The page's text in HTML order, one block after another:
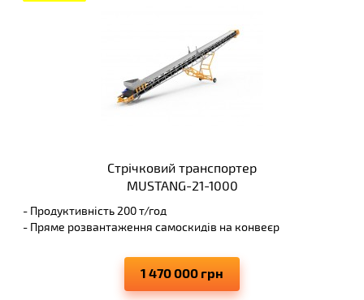
Стрічковий транспортер
MUSTANG-21-1000
1 470 000 грн
- Продуктивність 200 т/год
- Пряме розвантаження самоскидів на конвеєр
- Виключає просипання матеріалів, що переміщуються